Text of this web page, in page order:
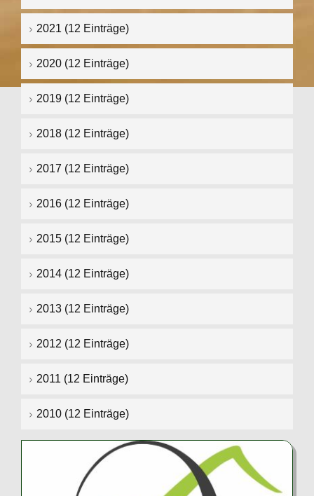
2021 (12 Einträge)
2020 (12 Einträge)
2019 (12 Einträge)
2018 (12 Einträge)
2017 (12 Einträge)
2016 (12 Einträge)
2015 (12 Einträge)
2014 (12 Einträge)
2013 (12 Einträge)
2012 (12 Einträge)
2011 (12 Einträge)
2010 (12 Einträge)